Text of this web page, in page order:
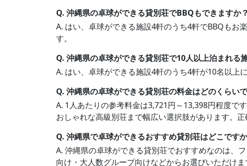
Q. 沖縄県の卓球ができる貸別荘でBBQもできますか？
A. はい、卓球ができる施設4軒のうち4軒でBBQもお
す。
Q. 沖縄県の卓球ができる貸別荘で10人以上泊まれる
A. はい、卓球ができる施設4軒のうち4軒が10名以上
Q. 沖縄県の卓球ができる貸別荘の料金はどのくらい
A. 1人あたりの参考料金は3,721円～13,398円程度で
おしゃれな高級別荘まで幅広い選択肢があります。
Q. 沖縄県で卓球ができるおすすめ貸別荘はどこです
A. 沖縄県の卓球ができる貸別荘でおすすめなのは、
向け・大人数グループ向けなどからお選びいただけま